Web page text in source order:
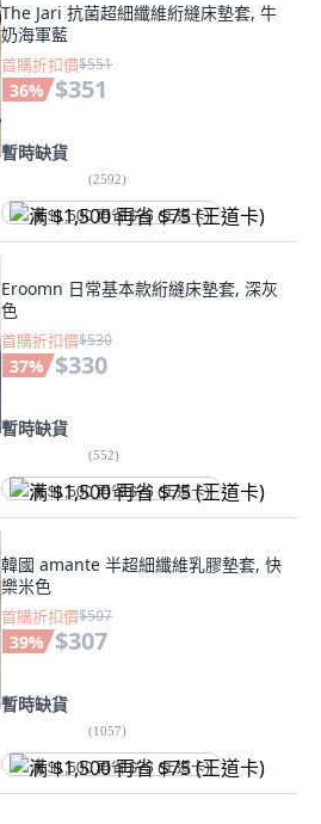
The Jari 抗菌超細纖維絎縫床墊套, 牛
奶海軍藍
首購折扣價$551
36% $351
暫時缺貨
(2592)
满 $1,500 再省 $75 (王道卡)
Eroomn 日常基本款絎縫床墊套, 深灰
色
首購折扣價$530
37% $330
暫時缺貨
(552)
满 $1,500 再省 $75 (王道卡)
韓國 amante 半超細纖維乳膠墊套, 快
樂米色
首購折扣價$507
39% $307
暫時缺貨
(1057)
满 $1,500 再省 $75 (王道卡)